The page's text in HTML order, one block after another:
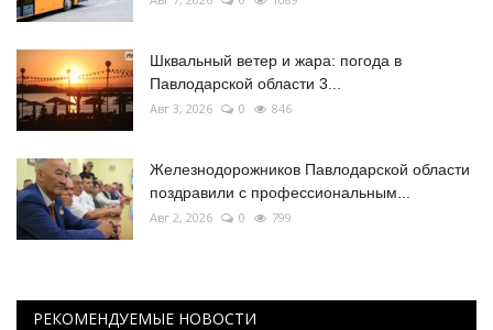
Шквальный ветер и жара: погода в
Павлодарской области 3...
Авг 3, 2026 0 846
Железнодорожников Павлодарской области
поздравили с профессиональным...
Авг 2, 2026 0 799
РЕКОМЕНДУЕМЫЕ НОВОСТИ